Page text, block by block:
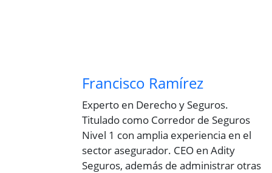
Francisco Ramírez
Experto en Derecho y Seguros.
Titulado como Corredor de Seguros
Nivel 1 con amplia experiencia en el
sector asegurador. CEO en Adity
Seguros, además de administrar otras